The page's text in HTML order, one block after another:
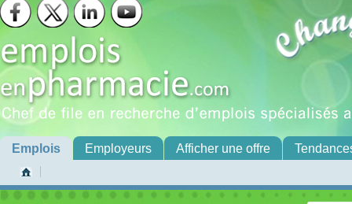
Emplois Employeurs Afficher une offre